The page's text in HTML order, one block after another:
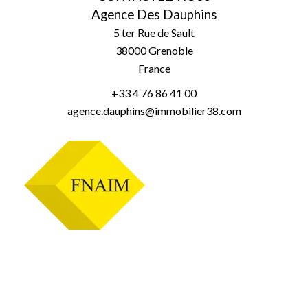
Agence Des Dauphins
5 ter Rue de Sault
38000Grenoble
France
+33 4 76 86 41 00
agence.dauphins@immobilier38.com